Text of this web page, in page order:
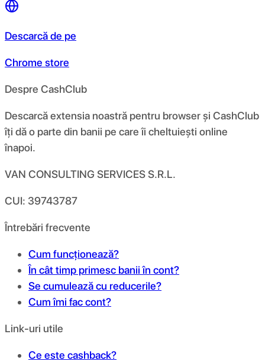
Descarcă de pe
Chrome store
Despre CashClub
Descarcă extensia noastră pentru browser și CashClub
îți dă o parte din banii pe care îi cheltuiești online
înapoi.
VAN CONSULTING SERVICES S.R.L.
CUI: 39743787
Întrebări frecvente
Cum funcționează?
În cât timp primesc banii în cont?
Se cumulează cu reducerile?
Cum îmi fac cont?
Link-uri utile
Ce este cashback?